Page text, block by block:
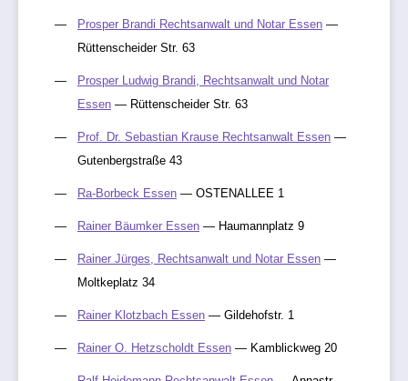
Prosper Brandi Rechtsanwalt und Notar Essen —
Rüttenscheider Str. 63
Prosper Ludwig Brandi, Rechtsanwalt und Notar
Essen — Rüttenscheider Str. 63
Prof. Dr. Sebastian Krause Rechtsanwalt Essen —
Gutenbergstraße 43
Ra-Borbeck Essen — OSTENALLEE 1
Rainer Bäumker Essen — Haumannplatz 9
Rainer Jürges, Rechtsanwalt und Notar Essen —
Moltkeplatz 34
Rainer Klotzbach Essen — Gildehofstr. 1
Rainer O. Hetzscholdt Essen — Kamblickweg 20